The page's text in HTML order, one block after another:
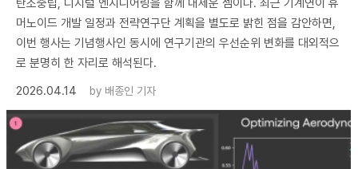
머노이드 개발 일정과 전략연구단 계획을 별도로 밝힌 점을 감안하면,
이번 행사는 기념행사인 동시에 연구기관의 우선순위 변화를 대외적으
로 분명히 한 자리로 해석된다.
2026.04.14
by 배종인 기자